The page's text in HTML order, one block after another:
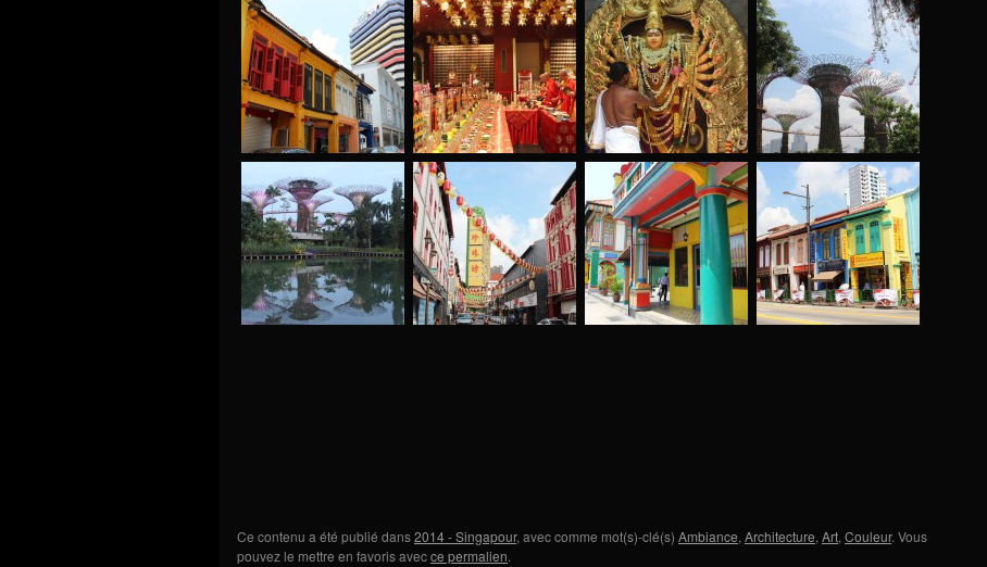
Ce contenu a été publié dans2014 - Singapour, avec comme mot(s)-clé(s) Ambiance, Architecture, Art, Couleur. Vous
pouvez le mettre en favoris avecce permalien.